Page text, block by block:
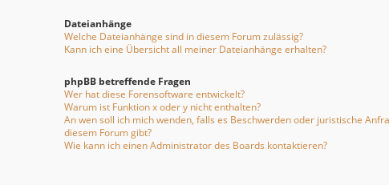
Dateianhänge
Welche Dateianhänge sind in diesem Forum zulässig?
Kann ich eine Übersicht all meiner Dateianhänge erhalten?
phpBB betreffende Fragen
Wer hat diese Forensoftware entwickelt?
Warum ist Funktion x oder y nicht enthalten?
An wen soll ich mich wenden, falls es Beschwerden oder juristische
diesem Forum gibt?
Wie kann ich einen Administrator des Boards kontaktieren?